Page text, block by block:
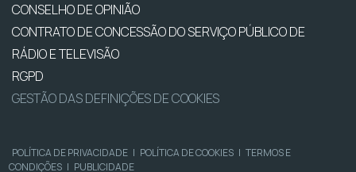
CONSELHO DE OPINIÃO
CONTRATO DE CONCESSÃO DO SERVIÇO PÚBLICO DE
RÁDIO E TELEVISÃO
RGPD
GESTÃO DAS DEFINIÇÕES DE COOKIES
POLÍTICA DE PRIVACIDADE | POLÍTICA DE COOKIES | TERMOS E
CONDIÇÕES | PUBLICIDADE